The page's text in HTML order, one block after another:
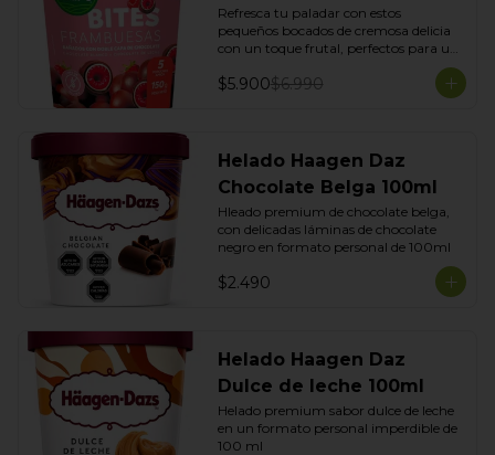
Frutos del maipo 150 g
Refresca tu paladar con estos
pequeños bocados de cremosa delicia
con un toque frutal, perfectos para un
disfrutar en cualquier momento,
combinando la suavidad helada con el
$5.900$6.990
Helado Haagen Daz
Chocolate Belga 100ml
Hleado premium de chocolate belga,
con delicadas láminas de chocolate
negro en formato personal de 100ml
$2.490
Helado Haagen Daz
Dulce de leche 100ml
Helado premium sabor dulce de leche
en un formato personal imperdible de
100 ml